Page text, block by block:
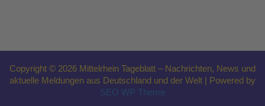
Copyright © 2026 Mittelrhein Tageblatt – Nachrichten, News und
aktuelle Meldungen aus Deutschland und der Welt | Powered by
SEO WP Theme